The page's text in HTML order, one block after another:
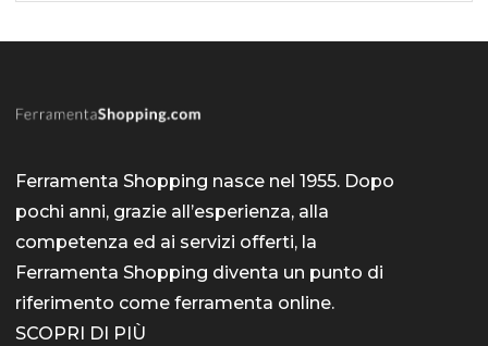
Ferramenta Shopping nasce nel 1955. Dopo
pochi anni, grazie all’esperienza, alla
competenza ed ai servizi offerti, la
Ferramenta Shopping diventa un punto di
riferimento come ferramenta online.
SCOPRI DI PIÙ